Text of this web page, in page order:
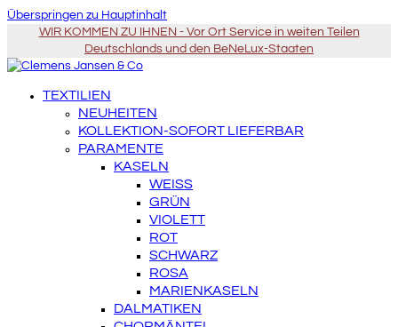
Überspringen zu Hauptinhalt
WIR KOMMEN ZU IHNEN - Vor Ort Service in weiten Teilen
Deutschlands und den BeNeLux-Staaten
TEXTILIEN
NEUHEITEN
KOLLEKTION-SOFORT LIEFERBAR
PARAMENTE
KASELN
WEISS
GRÜN
VIOLETT
ROT
SCHWARZ
ROSA
MARIENKASELN
DALMATIKEN